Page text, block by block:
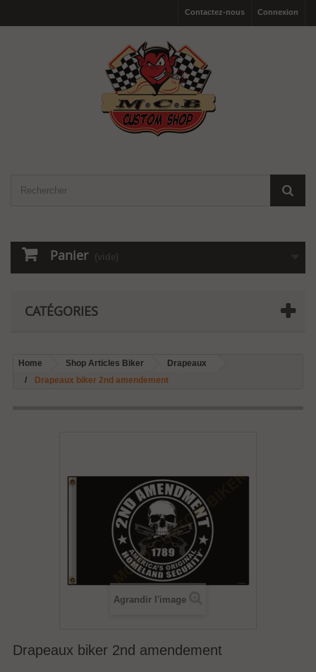
Connexion
Contactez-nous
Panier (vide)
CATÉGORIES
Home Shop Articles Biker
Drapeaux
Drapeaux biker 2nd amendement
Agrandir l'image
Drapeaux biker 2nd amendement